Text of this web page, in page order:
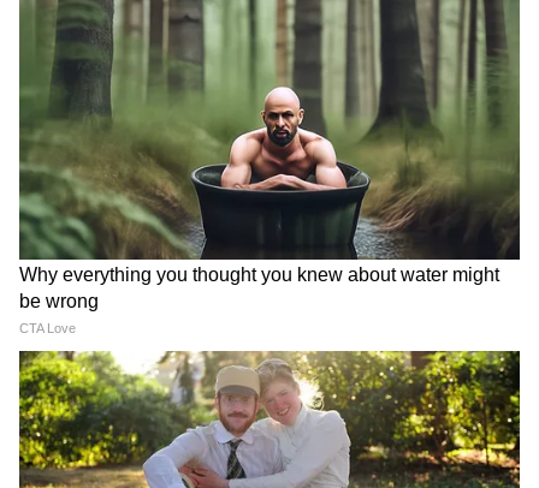
Related Articles
8th Pay Commission: ৩৩৮% বাড়তে পারে বেতন?
দেখে নিন অষ্টম বেতন কমিশনের নতুন সমীকরণ
8th Pay Commission: অষ্টম বেতন কমিশনে
ফিটমেন্ট ফ্যাক্টর যদি ২.২৮-ও হয়, তবে একলাফে
কতটাকা অ্যাকাউন্টে ঢুকবে জানেন?